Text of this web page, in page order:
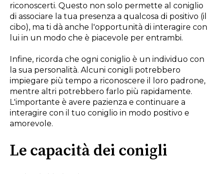
riconoscerti. Questo non solo permette al coniglio
di associare la tua presenza a qualcosa di positivo (il
cibo), ma ti dà anche l'opportunità di interagire con
lui in un modo che è piacevole per entrambi.
Infine, ricorda che ogni coniglio è un individuo con
la sua personalità. Alcuni conigli potrebbero
impiegare più tempo a riconoscere il loro padrone,
mentre altri potrebbero farlo più rapidamente.
L'importante è avere pazienza e continuare a
interagire con il tuo coniglio in modo positivo e
amorevole.
Le capacità dei conigli